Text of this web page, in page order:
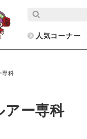
人気コーナー
専科
ー専科